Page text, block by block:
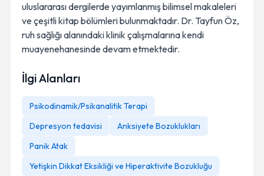
uluslararası dergilerde yayımlanmış bilimsel makaleleri
ve çeşitli kitap bölümleri bulunmaktadır. Dr. Tayfun Öz,
ruh sağlığı alanındaki klinik çalışmalarına kendi
muayenehanesinde devam etmektedir.
İlgi Alanları
Psikodinamik/Psikanalitik Terapi
Depresyon tedavisi
Anksiyete Bozuklukları
Panik Atak
Yetişkin Dikkat Eksikliği ve Hiperaktivite Bozukluğu